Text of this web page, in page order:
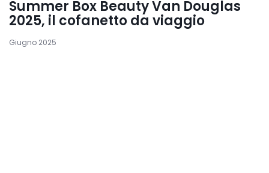
Summer Box Beauty Van Douglas
2025, il cofanetto da viaggio
Giugno 2025